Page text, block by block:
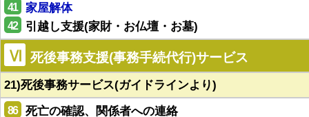
41 家屋解体
42 引越し支援(家財・お仏壇・お墓)
Ⅵ 死後事務支援(事務手続代行)サービス
21)死後事務サービス(ガイドラインより)
86 死亡の確認、関係者への連絡